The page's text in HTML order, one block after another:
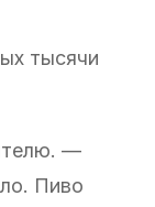
тысячи
—
Пиво